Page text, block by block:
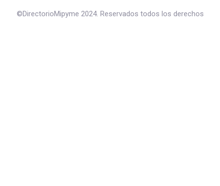
©DirectorioMipyme 2024. Reservados todos los derechos